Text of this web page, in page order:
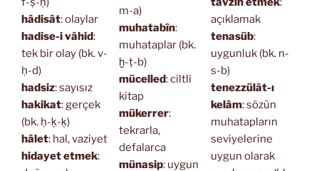
hâdisât: olaylar
hadise-i vâhid:
tek bir olay (bk. v-
ḥ-d)
hadsiz: sayısız
hakikat: gerçek
(bk. ḥ-ḳ-ḳ)
hâlet: hal, vaziyet
hidayet etmek:
m-a)
muhatabîn:
muhataplar (bk.
ḫ-ṭ-b)
mücelled: ciltli
kitap
mükerrer:
tekrarla,
defalarca
münasip: uygun
açıklamak
tenasüb:
uygunluk (bk. n-
s-b)
tenezzülât-ı
kelâm: sözün
muhatapların
seviyelerine
uygun olarak